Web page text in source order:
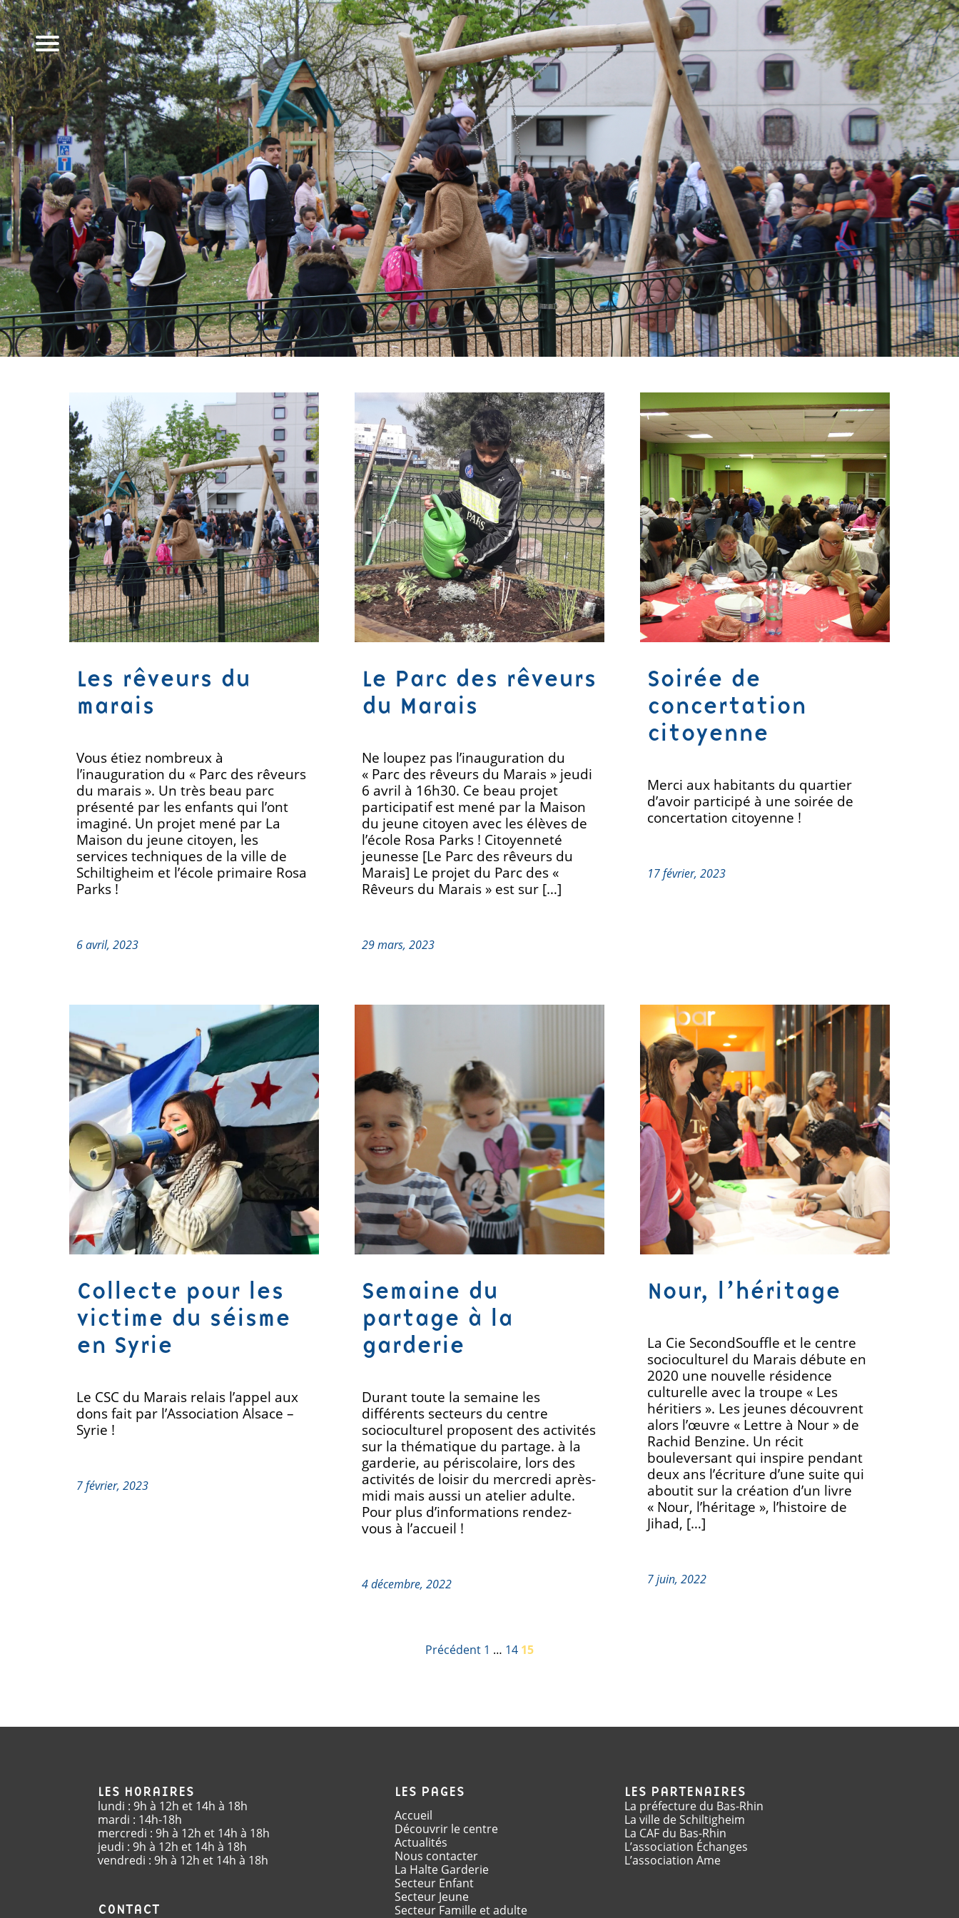
Les rêveurs du
marais
Vous étiez nombreux à
l’inauguration du « Parc des rêveurs
du marais ». Un très beau parc
présenté par les enfants qui l’ont
imaginé. Un projet mené par La
Maison du jeune citoyen, les
services techniques de la ville de
Schiltigheim et l’école primaire Rosa
Parks !
6 avril, 2023
Le Parc des rêveurs
du Marais
Ne loupez pas l’inauguration du
« Parc des rêveurs du Marais » jeudi
6 avril à 16h30. Ce beau projet
participatif est mené par la Maison
du jeune citoyen avec les élèves de
l’école Rosa Parks ! Citoyenneté
jeunesse [Le Parc des rêveurs du
Marais] Le projet du Parc des «
Rêveurs du Marais » est sur […]
29 mars, 2023
Soirée de
concertation
citoyenne
Merci aux habitants du quartier
d’avoir participé à une soirée de
concertation citoyenne !
17 février, 2023
Collecte pour les
victime du séisme
en Syrie
Le CSC du Marais relais l’appel aux
dons fait par l’Association Alsace –
Syrie !
7 février, 2023
Semaine du
partage à la
garderie
Durant toute la semaine les
différents secteurs du centre
socioculturel proposent des activités
sur la thématique du partage. à la
garderie, au périscolaire, lors des
activités de loisir du mercredi après-
midi mais aussi un atelier adulte.
Pour plus d’informations rendez-
vous à l’accueil !
4 décembre, 2022
Nour, l’héritage
La Cie SecondSouffle et le centre
socioculturel du Marais débute en
2020 une nouvelle résidence
culturelle avec la troupe « Les
héritiers ». Les jeunes découvrent
alors l’œuvre « Lettre à Nour » de
Rachid Benzine. Un récit
bouleversant qui inspire pendant
deux ans l’écriture d’une suite qui
aboutit sur la création d’un livre
« Nour, l’héritage », l’histoire de
Jihad, […]
7 juin, 2022
PAGINATION
DES
PUBLICATIONS
Précédent 1 … 14 15
LES HORAIRES
lundi : 9h à 12h et 14h à 18h
mardi : 14h-18h
mercredi : 9h à 12h et 14h à 18h
jeudi : 9h à 12h et 14h à 18h
vendredi : 9h à 12h et 14h à 18h
CONTACT
LES PAGES
Accueil
Découvrir le centre
Actualités
Nous contacter
La Halte Garderie
Secteur Enfant
Secteur Jeune
Secteur Famille et adulte
LES PARTENAIRES
La préfecture du Bas-Rhin
La ville de Schiltigheim
La CAF du Bas-Rhin
L’association Échanges
L’association Ame